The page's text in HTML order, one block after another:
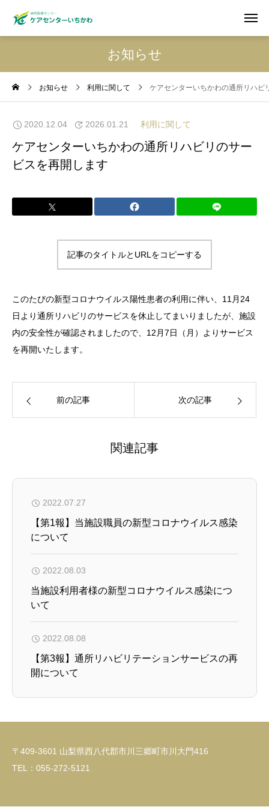
お知らせ
お知らせ 利用に関して ケアセンターいちかわの通所リハビ
2020.12.04 2026.01.21 利用に関して
ケアセンターいちかわの通所リハビリのサー
ビスを再開します
記事のタイトルとURLをコピーする
このたびの新型コロナウイルス陽性患者の利用に伴い、11月24
日より通所リハビリのサービスを休止してまいりましたが、施設
内の安全性が確認されましたので、12月7日（月）よりサービス
を再開いたします。
前の記事 次の記事
関連記事
2022.07.27
【第1報】当施設職員の新型コロナウイルス感染
について
2022.08.03
当施設利用者様の新型コロナウイルス感染につ
いて
2022.08.08
【第3報】通所リハビリテーションサービスの再
開について
〒409-3601 山梨県西八代郡市川三郷町市川大門416
TEL：055-272-5121